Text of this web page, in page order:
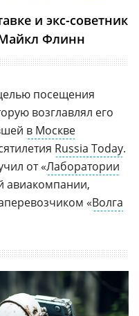
и экс-советник
Флинн
посещения
возглавлял его
в Москве
Russia Today.
от «Лаборатории
авиакомпании,
«Волга